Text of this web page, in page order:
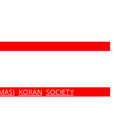
, KORAN, SOCIETY